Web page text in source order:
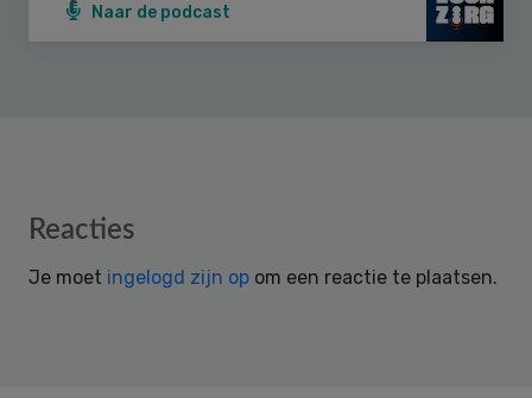
Naar de podcast
Reader
Reacties
Je moet ingelogd zijn op om een reactie te plaatsen.